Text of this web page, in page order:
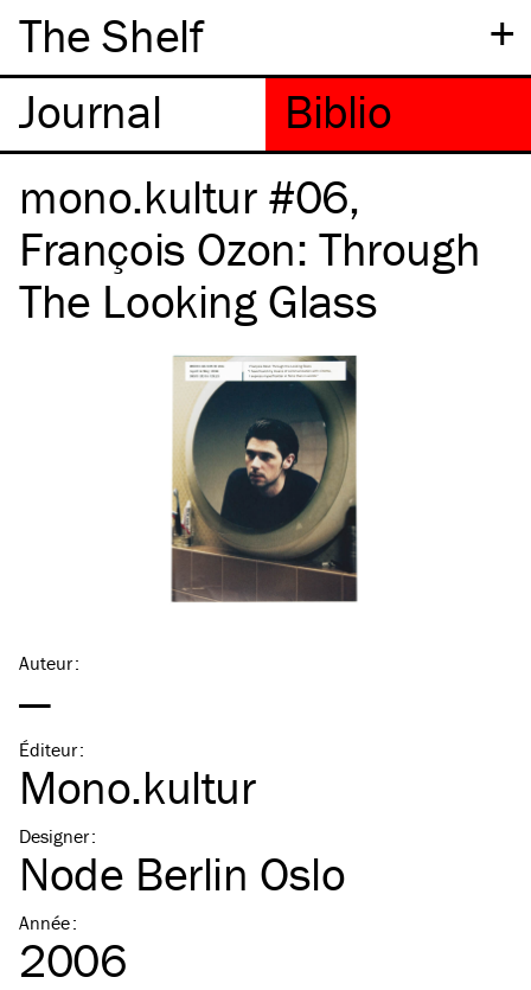
+
The Shelf
mono.kultur #06,
François Ozon: Through
The Looking Glass
Auteur:
—
Éditeur:
Mono.kultur
Designer:
Node Berlin Oslo
Année:
2006